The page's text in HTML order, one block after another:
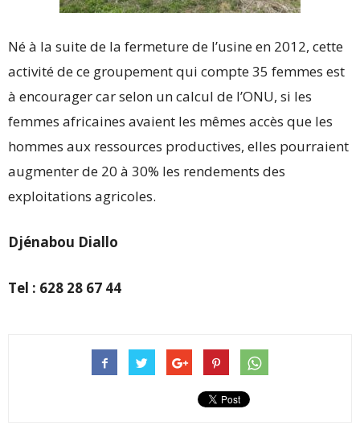
Né à la suite de la fermeture de l’usine en 2012, cette
activité de ce groupement qui compte 35 femmes est
à encourager car selon un calcul de l’ONU, si les
femmes africaines avaient les mêmes accès que les
hommes aux ressources productives, elles pourraient
augmenter de 20 à 30% les rendements des
exploitations agricoles.
Djénabou Diallo
Tel : 628 28 67 44